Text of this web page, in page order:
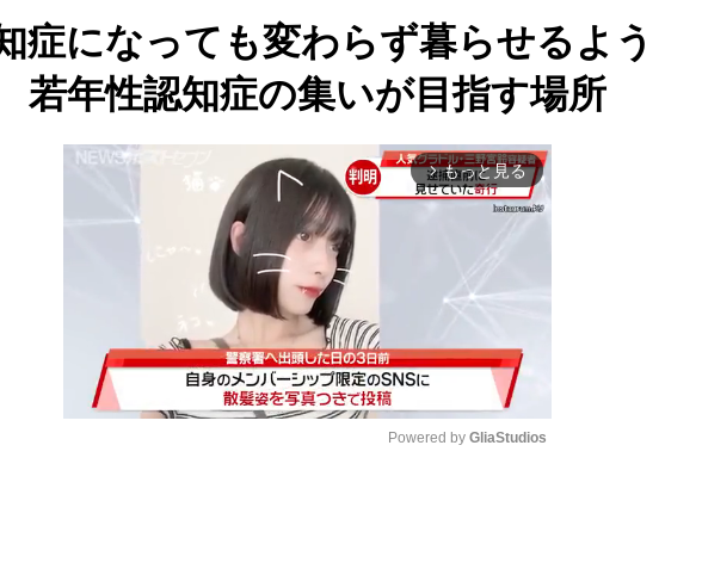
症になっても変わらず暮らせるよう
年性認知症の集いが目指す場所
arrow_forward_ios もっと見る
Powered by GliaStudios